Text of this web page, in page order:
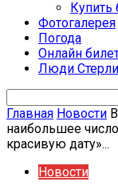
Купить
Фотогалерея
Погода
Онлайн
Люди
Главная Новости
наибольшее
красивую дату»...
Новости